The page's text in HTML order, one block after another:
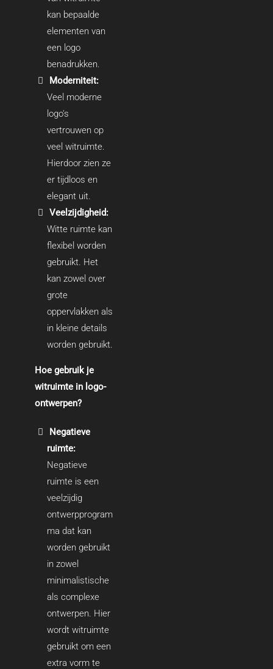
kan bepaalde
elementen van
een logo
benadrukken.
Moderniteit:
Veel moderne
logo's
vertrouwen op
veel witruimte.
Hierdoor zien ze
er tijdloos en
elegant uit.
Veelzijdigheid:
Witte ruimte kan
flexibel worden
gebruikt. Het
kan zowel over
grote
oppervlakken als
in kleine details
worden gebruikt.
Hoe gebruik je
witruimte in logo-
ontwerpen?
Negatieve
ruimte:
Negatieve
ruimte is een
veelzijdig
ontwerpprogram
ma dat kan
worden gebruikt
in zowel
minimalistische
als complexe
ontwerpen. Hier
wordt witruimte
gebruikt om een
extra vorm te